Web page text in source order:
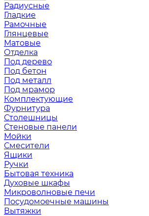
Радиусные
Гладкие
Рамочные
Глянцевые
Матовые
Отделка
Под дерево
Под бетон
Под металл
Под мрамор
Комплектующие
Фурнитура
Столешницы
Стеновые панели
Мойки
Смесители
Ящики
Ручки
Бытовая техника
Духовые шкафы
Микроволновые печи
Посудомоечные машины
Вытяжки